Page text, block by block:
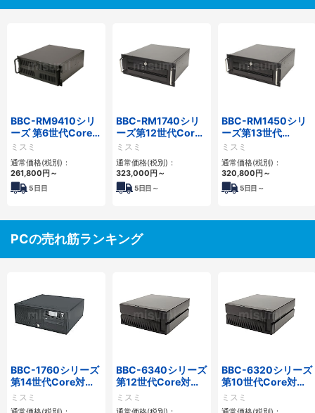
BBC-RM9410シリ
ーズ 第6世代Core対
応ラックマウント
FAPC 3PCI・3PCIe
ミスミ
通常価格(税別)：
261,800円～
5日目
BBC-RM1740シリ
ーズ第12世代Core
省スペースラックマ
ウントFAPC4PCI・
3PCIe
ミスミ
通常価格(税別)：
323,000円～
5日目～
BBC-RM1450シリ
ーズ第13世代
Core・12世代
Celeron対応ラック
マウント4PCIe
ミスミ
通常価格(税別)：
320,800円～
5日目～
PCの売れ筋ランキング
BBC-1760シリーズ
第14世代Core対応
小型フロアマウント
3PCIe
ミスミ
BBC-6340シリーズ
第12世代Core対応
小型フロアマウント
PC2PCI/2PCIe
ミスミ
BBC-6320シリーズ
第10世代Core対応
小型フロアマウント
FAPC 2PCI・2PCIe
ミスミ